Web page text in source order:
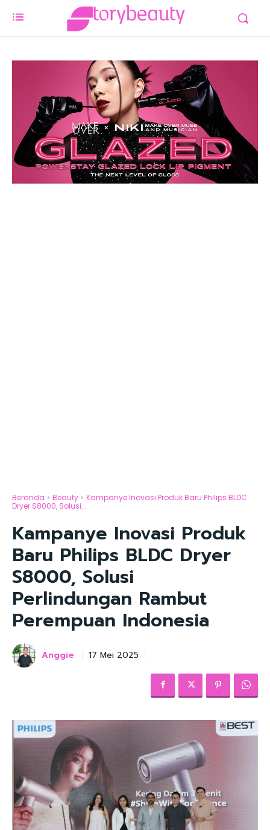
Beranda Beauty
Kampanye Inovasi Produk Baru Philips BLDC
Dryer S8000, Solusi...
Kampanye Inovasi Produk
Baru Philips BLDC Dryer
S8000, Solusi
Perlindungan Rambut
Perempuan Indonesia
Anggie 17 Mei 2025